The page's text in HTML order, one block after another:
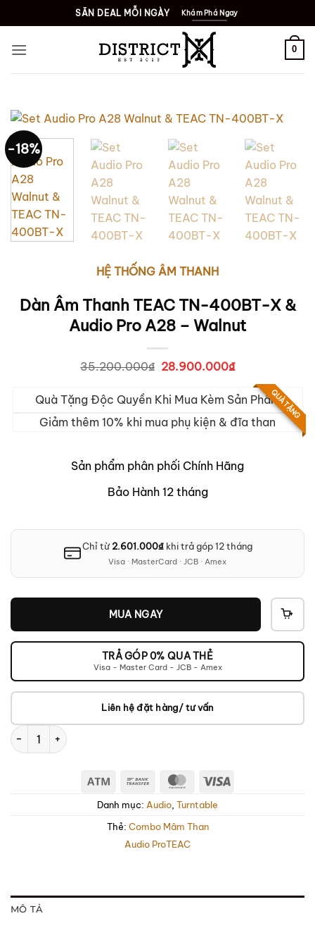
qua
nội
SĂN DEAL MỖI NGÀY Khám Phá Ngay
0
-18%
HỆ THỐNG ÂM THANH
Dàn Âm Thanh TEAC TN-400BT-X &
Audio Pro A28 – Walnut
35.200.000₫ Giá
35.200.000₫.
28.900.000₫Giá
là:
28.900.000₫.
QUÀ TẶNG
Quà Tặng Độc Quyền Khi Mua Kèm Sản Phẩm
Giảm thêm 10% khi mua phụ kiện & đĩa than
Sản phẩm phân phối Chính Hãng
Bảo Hành 12 tháng
Chỉ từ 2.601.000₫ khi trả góp 12 tháng
Visa · MasterCard · JCB · Amex
MUA NGAY
TRẢ GÓP 0% QUA THẺ
Visa - Master Card - JCB - Amex
Liên hệ đặt hàng/ tư vấn
Dàn Âm Thanh TEAC TN-400BT-X & Audio Pro A28 - Walnut số
Atm
Bank
Transfer
MasterCard
Danh mục: Audio Turntable
Thẻ: Combo Mâm Than
Audio ProTEAC
MÔ TẢ